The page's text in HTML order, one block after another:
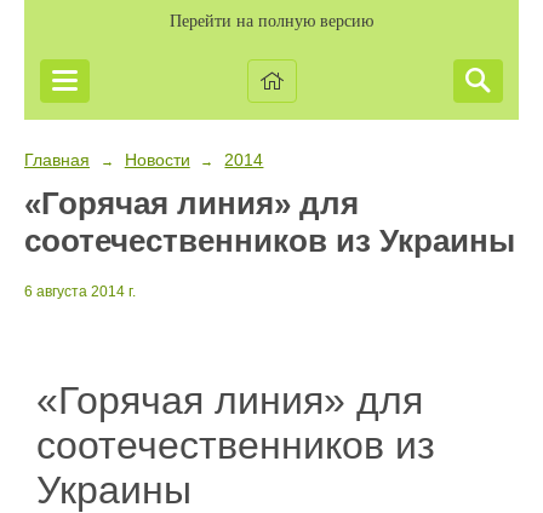
Перейти на полную версию
Главная → Новости → 2014
«Горячая линия» для
соотечественников из Украины
6 августа 2014 г.
«Горячая линия» для
соотечественников из
Украины